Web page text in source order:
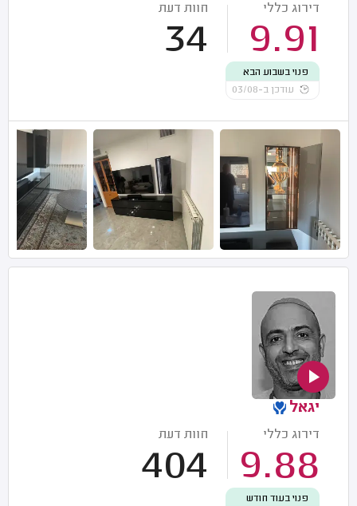
דירוג כללי
9.91
חוות דעת
34
פנוי בשבוע הבא
עודכן ב-03/08
יגאל
דירוג כללי
9.88
חוות דעת
404
פנוי בעוד חודש